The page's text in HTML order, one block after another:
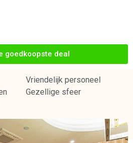
goedkoopste deal
Vriendelijk personeel
Gezellige sfeer